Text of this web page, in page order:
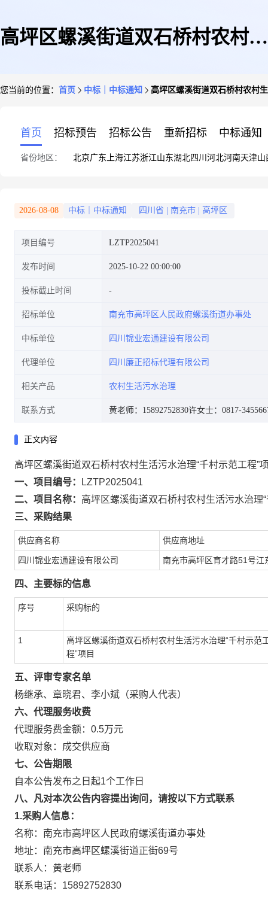
高坪区螺溪街道双石桥村农村生
您当前的位置： 首页 中标｜中标通知 高坪区螺溪街道双石桥村农村
首页 招标预告 招标公告 重新招标 中标通知
省份地区： 北京广东 上海江苏浙江山东湖北四川 河北河南天津山
2026-08-08 中标｜中标通知 四川省 南充市 高坪区
项目编号 LZTP2025041
发布时间 2025-10-22 00:00:00
投标截止时间
招标单位 南充市高坪区人民政府螺溪街道办事处
中标单位 四川锦业宏通建设有限公司
代理单位 四川廉正招标代理有限公司
相关产品 农村生活污水治理
联系方式 黄老师：15892752830许女士：0817-
正文内容
高坪区螺溪街道双石桥村农村生活污水治理“千村示范工程”
一、项目编号：
LZTP2025041
二、项目名称： 高坪区螺溪街道双石桥村农村生活污水治理
三、采购结果
供应商名称 供应商地址
四川锦业宏通建设有限公司 南充市高坪区育才路51号
四、主要标的信息
序号 采购标的
1
高坪区螺溪街道双石桥村农村生活污水治理“千村示范
程”项目
五、评审专家名单
杨继承、章晓君、李小斌（采购人代表）
六、代理服务收费
代理服务费金额：0.5万元
收取对象：成交供应商
七、公告期限
自本公告发布之日起1个工作日
八、凡对本次公告内容提出询问，请按以下方式联系
1.采购人信息：
名称：南充市高坪区人民政府螺溪街道办事处
地址：南充市高坪区螺溪街道正街69号
联系人：黄老师
联系电话：15892752830